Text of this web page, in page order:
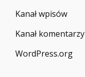
Kanał wpisów
Kanał komentarzy
WordPress.org